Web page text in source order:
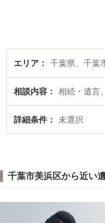
エリア 千葉県、千葉
相談内容 相続・遺言
詳細条件 未選択
千葉市美浜区から近い